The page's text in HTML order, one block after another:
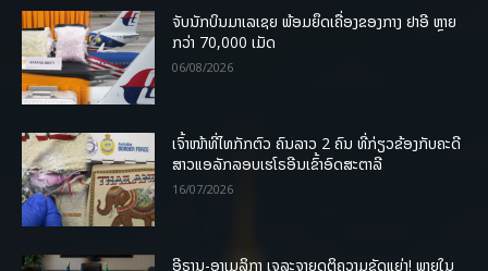
ຈັບນັກບິນມາເລເຊຍ ພ້ອມຍຶດເຄື່ອງຂອງກາງ ຢາອີ ຫຼາຍ
ກວ່າ 70,000 ເມັດ
06/08/2026
ເຈົ້າໜ້າທີ່ໄທກັກຕົວ ຄົນລາວ 2 ຄົນ ທີ່ກ່ຽວຂ້ອງກັບຄະດີ
ສາວແອລັກລອບເຮໂຣອີນເຂົ້າອົດສະຕາລີ
16/07/2026
ອີຣານ-ອາເມລິກາ ເຈລະຈາຍຸດຕິຄວາມຂັດແຍ່ງ! ພາຍໃນ